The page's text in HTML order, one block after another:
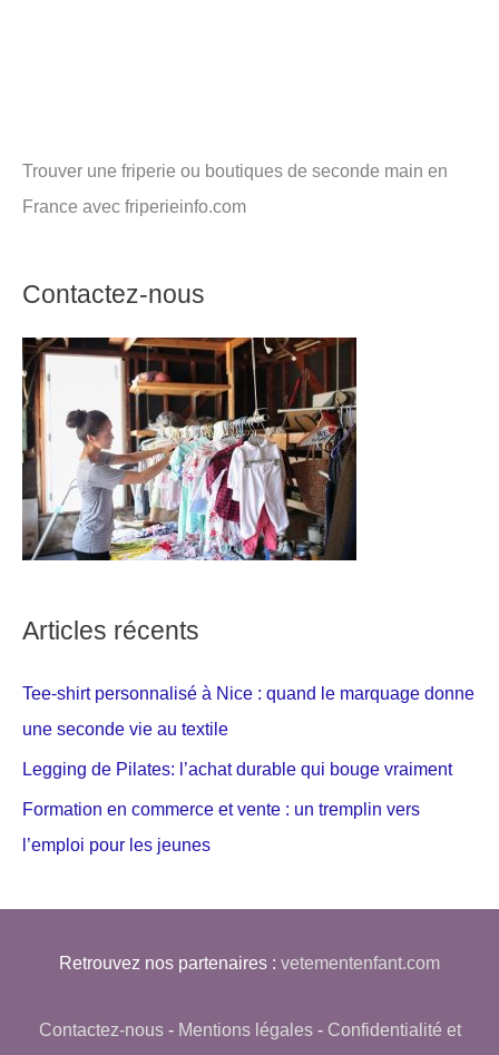
Trouver une friperie ou boutiques de seconde main en
France avec friperieinfo.com
Contactez-nous
Articles récents
Tee-shirt personnalisé à Nice : quand le marquage donne
une seconde vie au textile
Legging de Pilates: l’achat durable qui bouge vraiment
Formation en commerce et vente : un tremplin vers
l’emploi pour les jeunes
Retrouvez nos partenaires : vetementenfant.com
Contactez-nous- Mentions légales- Confidentialité et